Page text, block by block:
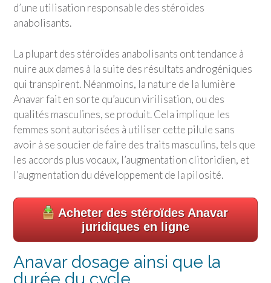
d’une utilisation responsable des stéroïdes
anabolisants.
La plupart des stéroïdes anabolisants ont tendance à
nuire aux dames à la suite des résultats androgéniques
qui transpirent. Néanmoins, la nature de la lumière
Anavar fait en sorte qu’aucun virilisation, ou des
qualités masculines, se produit. Cela implique les
femmes sont autorisées à utiliser cette pilule sans
avoir à se soucier de faire des traits masculins, tels que
les accords plus vocaux, l’augmentation clitoridien, et
l’augmentation du développement de la pilosité.
Acheter des stéroïdes Anavar
juridiques en ligne
Anavar dosage ainsi que la